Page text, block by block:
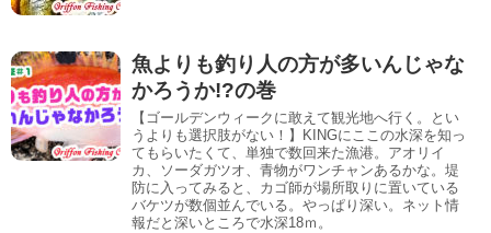
魚よりも釣り人の方が多いんじゃな
かろうか!?の巻
【ゴールデンウィークに敢えて観光地へ行く。とい
うよりも選択肢がない！】KINGにここの水深を知っ
てもらいたくて、単独で数回来た漁港。アオリイ
カ、ソーダガツオ、青物がワンチャンあるかな。堤
防に入ってみると、カゴ師が場所取りに置いている
バケツが数個並んでいる。やっぱり深い。ネット情
報だと深いところで水深18ｍ。